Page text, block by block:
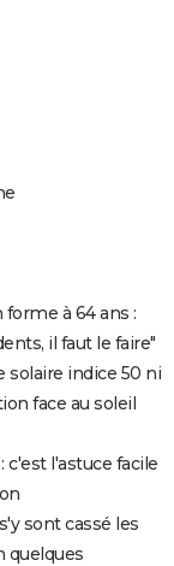
à 64 ans :
il faut le faire"
solaire indice 50 ni
face au soleil
c'est l'astuce facile
sont cassé les
quelques